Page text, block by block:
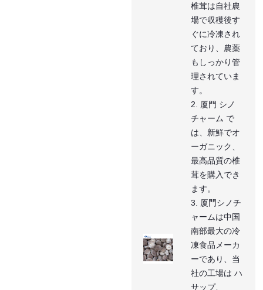
椎茸は自社農
場で収穫後す
ぐに冷凍され
ており、農薬
もしっかり管
理されていま
す。
2. 厦門 シノ
チャーム で
は、新鮮でオ
ーガニック、
最高品質の椎
茸を購入でき
ます。
3. 厦門シノチ
ャームは中国
南部最大の冷
凍食品メーカ
ーであり、当
社の工場は ハ
サップ、